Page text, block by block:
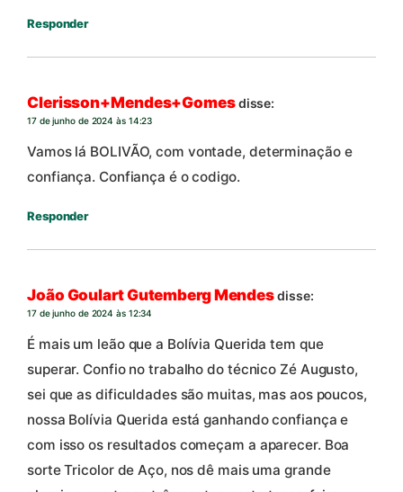
Responder
Clerisson+Mendes+Gomesdisse:
17 de junho de 2024 às 14:23
Vamos lá BOLIVÃO, com vontade, determinação e
confiança. Confiança é o codigo.
Responder
João Goulart Gutemberg Mendesdisse:
17 de junho de 2024 às 12:34
É mais um leão que a Bolívia Querida tem que
superar. Confio no trabalho do técnico Zé Augusto,
sei que as dificuldades são muitas, mas aos poucos,
nossa Bolívia Querida está ganhando confiança e
com isso os resultados começam a aparecer. Boa
sorte Tricolor de Aço, nos dê mais uma grande